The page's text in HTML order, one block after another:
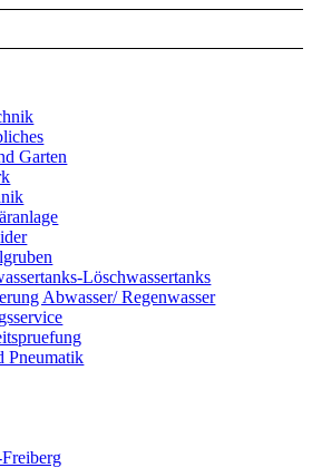
Garten
Löschwassertanks
Abwasser/ Regenwasser
Pneumatik